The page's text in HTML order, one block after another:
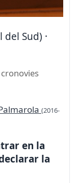
Sud) ·
(2016-
en la
la